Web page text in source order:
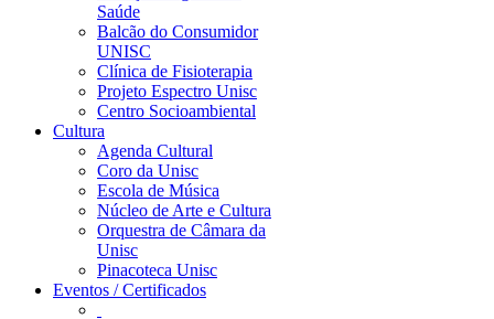
Saúde
Balcão do Consumidor
UNISC
Clínica de Fisioterapia
Projeto Espectro Unisc
Centro Socioambiental
Cultura
Agenda Cultural
Coro da Unisc
Escola de Música
Núcleo de Arte e Cultura
Orquestra de Câmara da
Unisc
Pinacoteca Unisc
Eventos / Certificados